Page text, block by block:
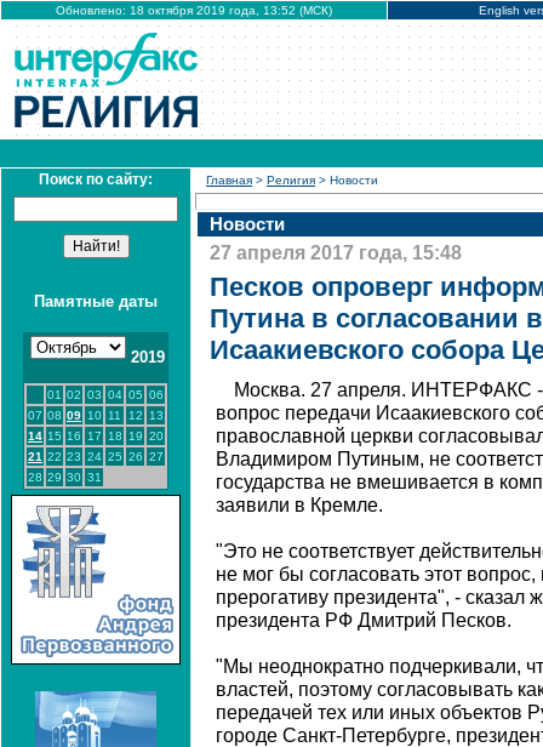
Обновлено: 18 октября 2019 года, 13:52 (МСК) English
Поиск по сайту:
Памятные даты
2019
01 02 03 04 05 06
07 08 09 10 11 12
13
14 15 16 17 18 19 20
21 22 23 24 25 26 27
28 29 30 31
Главная > Религия > Новости
Новости
27 апреля 2017 года, 15:48
Песков опроверг
Путина в согласовании
Исаакиевского собора
Москва. 27 апреля. ИНТЕРФАКС
вопрос передачи Исаакиевского
православной церкви
Владимиром Путиным, не
государства не вмешивается в
заявили в Кремле.
"Это не соответствует
не мог бы согласовать этот
прерогативу президента", - сказал
президента РФ Дмитрий Песков.
"Мы неоднократно подчеркивали,
властей, поэтому согласовывать
передачей тех или иных объектов
городе Санкт-Петербурге,